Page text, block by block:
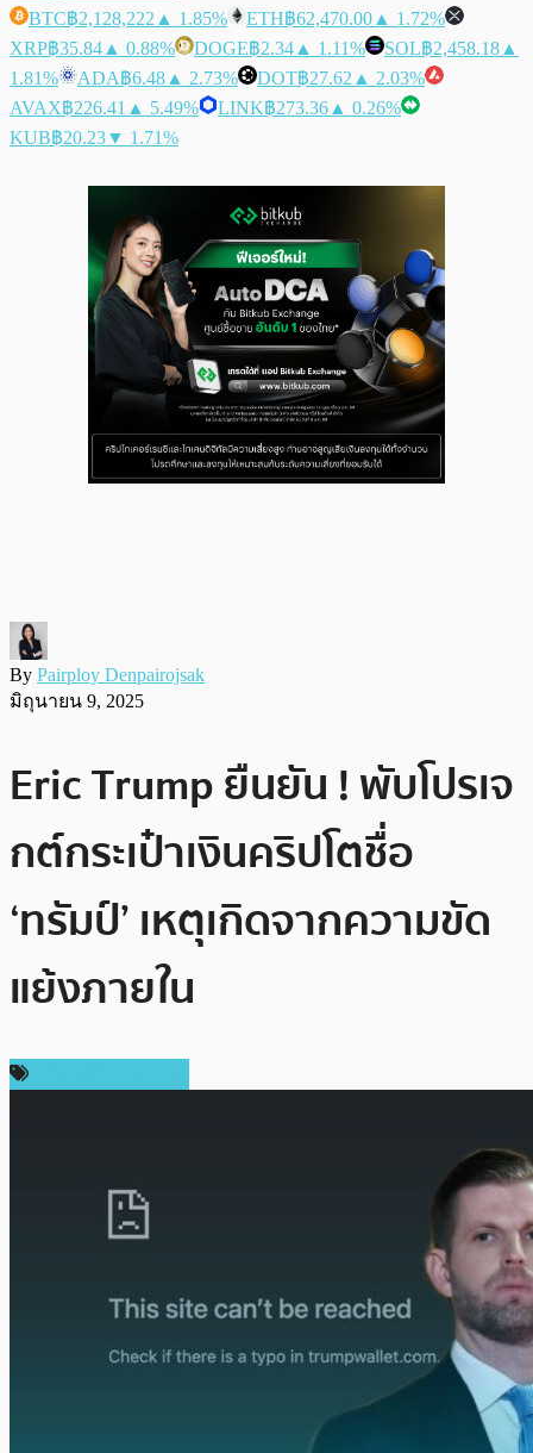
BTC฿2,128,222 ▲ 1.85% ETH฿62,470.00 ▲ 1.72%
XRP฿35.84 ▲ 0.88% DOGE฿2.34 ▲ 1.11% SOL฿2,458.18 ▲
1.81%
ADA฿6.48 ▲ 2.73% DOT฿27.62 ▲ 2.03%
AVAX฿226.41 ▲ 5.49% LINK฿273.36 ▲ 0.26%
KUB฿20.23▼ 1.71%
By Pairploy Denpairojsak
มิถุนายน 9, 2025
Eric Trump ยืนยัน ! พับโปรเจ
กต์กระเป๋าเงินคริปโตชื่อ
‘ทรัมป์’ เหตุเกิดจากความขัด
แย้งภายใน